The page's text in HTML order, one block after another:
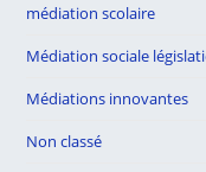
médiation scolaire
Médiation sociale
Médiations innovantes
Non classé